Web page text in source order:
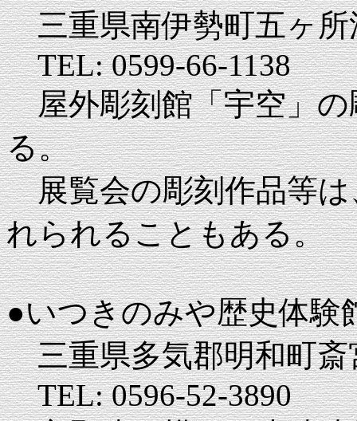
三重県南伊勢町五ヶ所
TEL: 0599-66-1138
屋外彫刻館「宇空」の
る。
展覧会の彫刻作品等は
れられることもある。
●いつきのみや歴史体験
三重県多気郡明和町斎
TEL: 0596-52-3890